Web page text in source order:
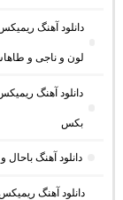
دانلود آهنگ
لون و ناجی و
دانلود آهنگ
بکس
دانلود آهنگ